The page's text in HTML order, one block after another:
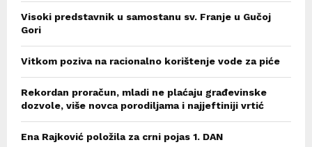
Visoki predstavnik u samostanu sv. Franje u Gučoj
Gori
Vitkom poziva na racionalno korištenje vode za piće
Rekordan proračun, mladi ne plaćaju građevinske
dozvole, više novca porodiljama i najjeftiniji vrtić
Ena Rajković položila za crni pojas 1. DAN